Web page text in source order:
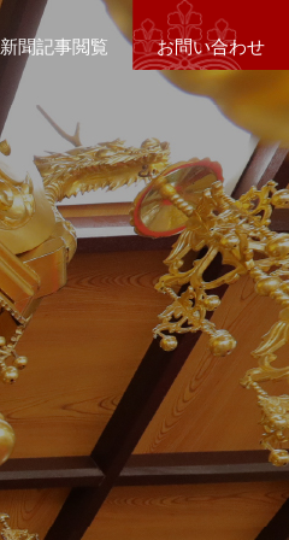
新聞記事閲覧 お問い合わせ